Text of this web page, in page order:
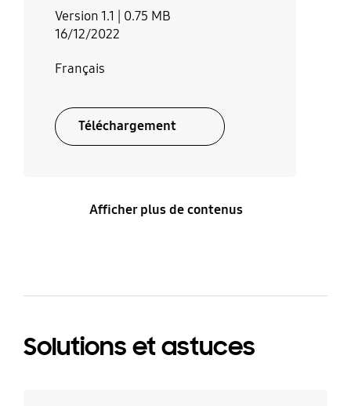
Version 1.1 | 0.75 MB
16/12/2022
Français
Téléchargement
Afficher plus de contenus
Solutions et astuces